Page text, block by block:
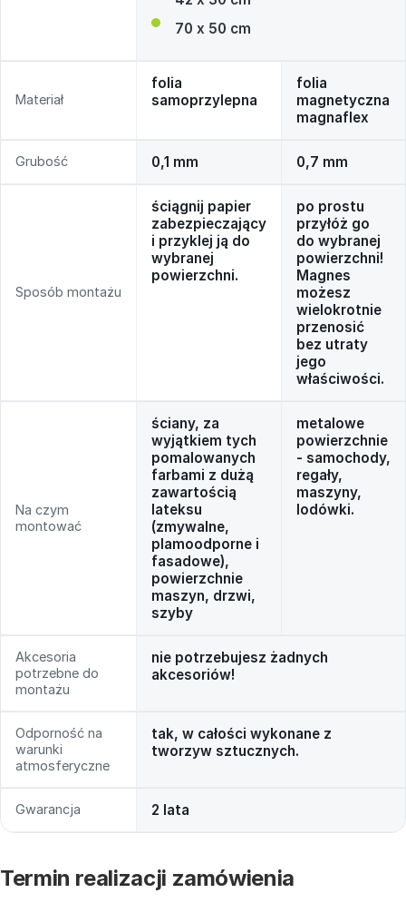
70 x 50 cm
Materiał
folia
samoprzylepna
folia
magnetyczna
magnaflex
Grubość 0,1 mm 0,7 mm
Sposób montażu
ściągnij papier
zabezpieczający
i przyklej ją do
wybranej
powierzchni.
po prostu
przyłóż go
do wybranej
powierzchni!
Magnes
możesz
wielokrotnie
przenosić
bez utraty
jego
właściwości.
Na czym
montować
ściany, za
wyjątkiem tych
pomalowanych
farbami z dużą
zawartością
lateksu
(zmywalne,
plamoodporne i
fasadowe),
powierzchnie
maszyn, drzwi,
szyby
metalowe
powierzchnie
- samochody,
regały,
maszyny,
lodówki.
Akcesoria
potrzebne do
montażu
nie potrzebujesz żadnych
akcesoriów!
Odporność na
warunki
atmosferyczne
tak, w całości wykonane z
tworzyw sztucznych.
Gwarancja 2 lata
Termin realizacji zamówienia